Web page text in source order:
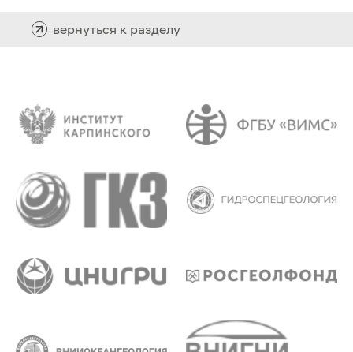
вернуться к разделу